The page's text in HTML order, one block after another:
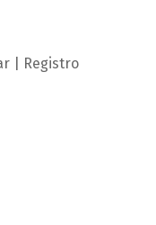
| Registro